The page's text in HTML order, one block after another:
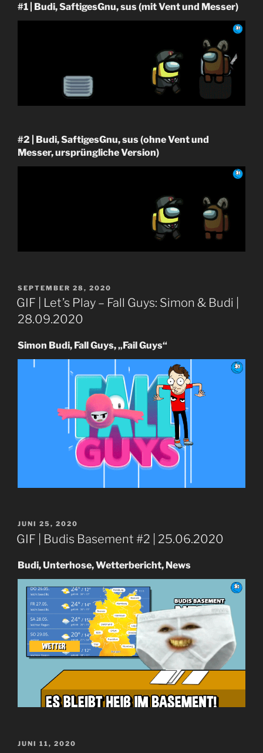
#1 | Budi, SaftigesGnu, sus (mit Vent und Messer)
#2 | Budi, SaftigesGnu, sus (ohne Vent und
Messer, ursprüngliche Version)
VERÖFFENTLICHT
AM
SEPTEMBER 28, 2020
GIF | Let’s Play – Fall Guys: Simon & Budi |
28.09.2020
Simon Budi, Fall Guys, „Fail Guys“
VERÖFFENTLICHT
AM
JUNI 25, 2020
GIF | Budis Basement #2 | 25.06.2020
Budi, Unterhose, Wetterbericht, News
VERÖFFENTLICHT
JUNI 11, 2020